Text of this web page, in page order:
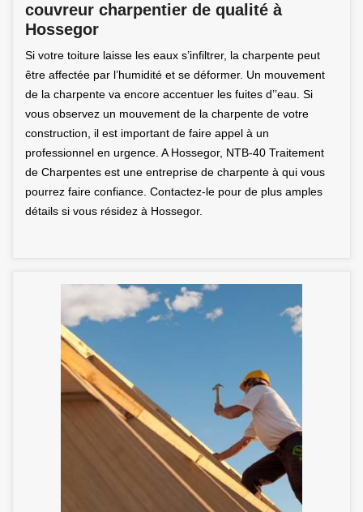
couvreur charpentier de qualité à
Hossegor
Si votre toiture laisse les eaux s’infiltrer, la charpente peut
être affectée par l’humidité et se déformer. Un mouvement
de la charpente va encore accentuer les fuites d’’eau. Si
vous observez un mouvement de la charpente de votre
construction, il est important de faire appel à un
professionnel en urgence. A Hossegor, NTB-40 Traitement
de Charpentes est une entreprise de charpente à qui vous
pourrez faire confiance. Contactez-le pour de plus amples
détails si vous résidez à Hossegor.